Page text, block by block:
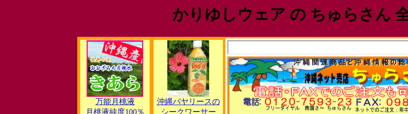
かりゆしウェア の ちゅらさん
万能月桃液
月桃液純度100％
沖縄バヤリースの
シークワーサー